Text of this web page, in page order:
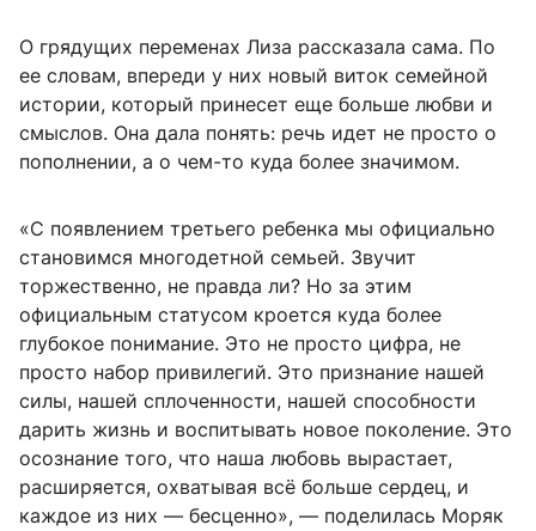
О грядущих переменах Лиза рассказала сама. По
ее словам, впереди у них новый виток семейной
истории, который принесет еще больше любви и
смыслов. Она дала понять: речь идет не просто о
пополнении, а о чем-то куда более значимом.
«С появлением третьего ребенка мы официально
становимся многодетной семьей. Звучит
торжественно, не правда ли? Но за этим
официальным статусом кроется куда более
глубокое понимание. Это не просто цифра, не
просто набор привилегий. Это признание нашей
силы, нашей сплоченности, нашей способности
дарить жизнь и воспитывать новое поколение. Это
осознание того, что наша любовь вырастает,
расширяется, охватывая всё больше сердец, и
каждое из них — бесценно», — поделилась Моряк